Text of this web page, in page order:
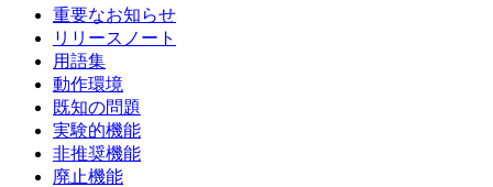
重要なお知らせ
リリースノート
用語集
動作環境
既知の問題
実験的機能
非推奨機能
廃止機能